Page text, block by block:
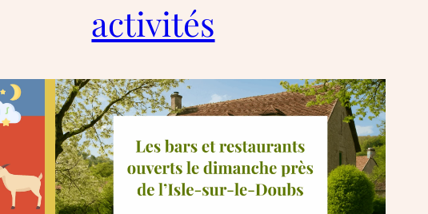
activités